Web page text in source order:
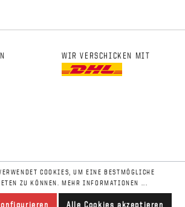
WIR VERSCHICKEN MIT
COOKIES, UM EINE BESTMÖGLICHE
ZU KÖNNEN.MEHR INFORMATIONEN ...
Alle Cookies akzeptieren